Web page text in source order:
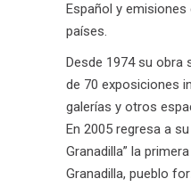
Español y
países.
Desde 1974 su obra
de 70 exposiciones
galerías y otros
En 2005 regresa a
Granadilla” la
Granadilla, pueblo